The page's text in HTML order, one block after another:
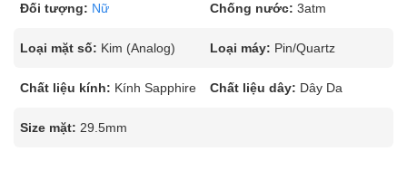
Đối tượng: Nữ Chống nước: 3atm
Loại mặt số: Kim (Analog) Loại máy: Pin/Quartz
Chất liệu kính: Kính Sapphire Chất liệu dây: Dây Da
Size mặt: 29.5mm